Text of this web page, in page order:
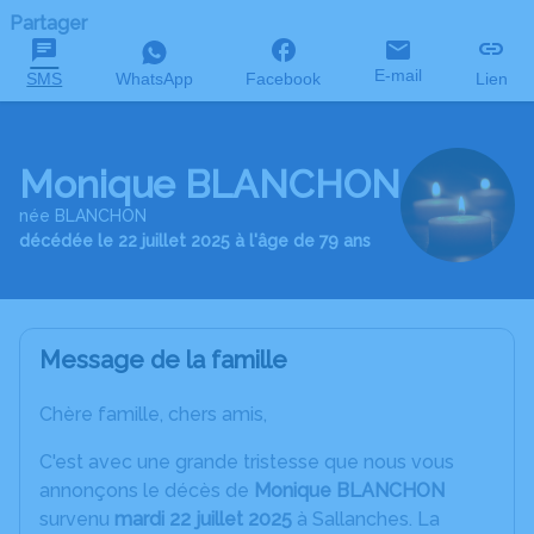
Partager
SMS WhatsApp Facebook E-mail Lien
Monique BLANCHON
née BLANCHON
décédée le 22 juillet 2025 à l'âge de 79 ans
Message de la famille
Chère famille, chers amis,
C'est avec une grande tristesse que nous vous
annonçons le décès de Monique BLANCHON
survenu mardi 22 juillet 2025 à Sallanches. La